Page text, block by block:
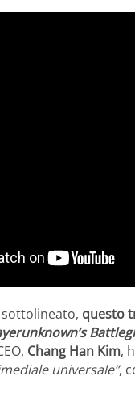
questo
Chang Han Kim,
universale”,